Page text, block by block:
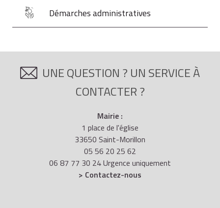
Démarches administratives
UNE QUESTION ? UN SERVICE À
CONTACTER ?
Mairie :
1 place de l'église
33650 Saint-Morillon
05 56 20 25 62
06 87 77 30 24 Urgence uniquement
> Contactez-nous